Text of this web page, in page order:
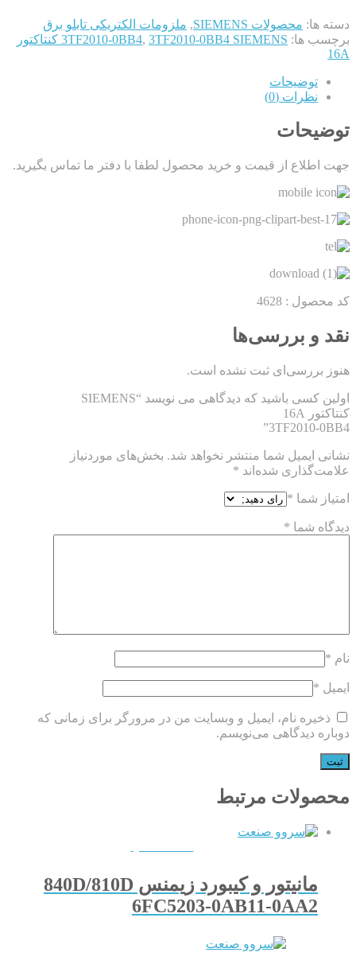
دسته ها: محصولات SIEMENS , ملزومات الکتریکی تابلو برق
برچسب ها:
3TF2010-0BB4,
3TF2010-0BB4 SIEMENS کنتاکتور
16A
توضیحات
نظرات (0)
توضیحات
جهت اطلاع از قیمت و خرید محصول لطفا با دفتر ما تماس بگیرید.
کد محصول : 4628
نقد و بررسی‌ها
هنوز بررسی‌ای ثبت نشده است.
اولین کسی باشید که دیدگاهی می نویسد “SIEMENS
کنتاکتور 16A
3TF2010-0BB4”
نشانی ایمیل شما منتشر نخواهد شد. بخش‌های موردنیاز
علامت‌گذاری شده‌اند *
امتیاز شما *
دیدگاه شما *
نام *
ایمیل *
ذخیره نام، ایمیل و وبسایت من در مرورگر برای زمانی که
دوباره دیدگاهی می‌نویسم.
محصولات مرتبط
مانیتور و کیبورد زیمنس 840D/810D
6FC5203-0AB11-0AA2